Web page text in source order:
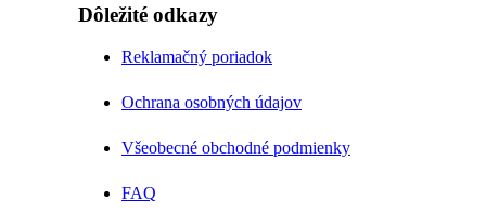
Dôležité odkazy
Reklamačný poriadok
Ochrana osobných údajov
Všeobecné obchodné podmienky
FAQ